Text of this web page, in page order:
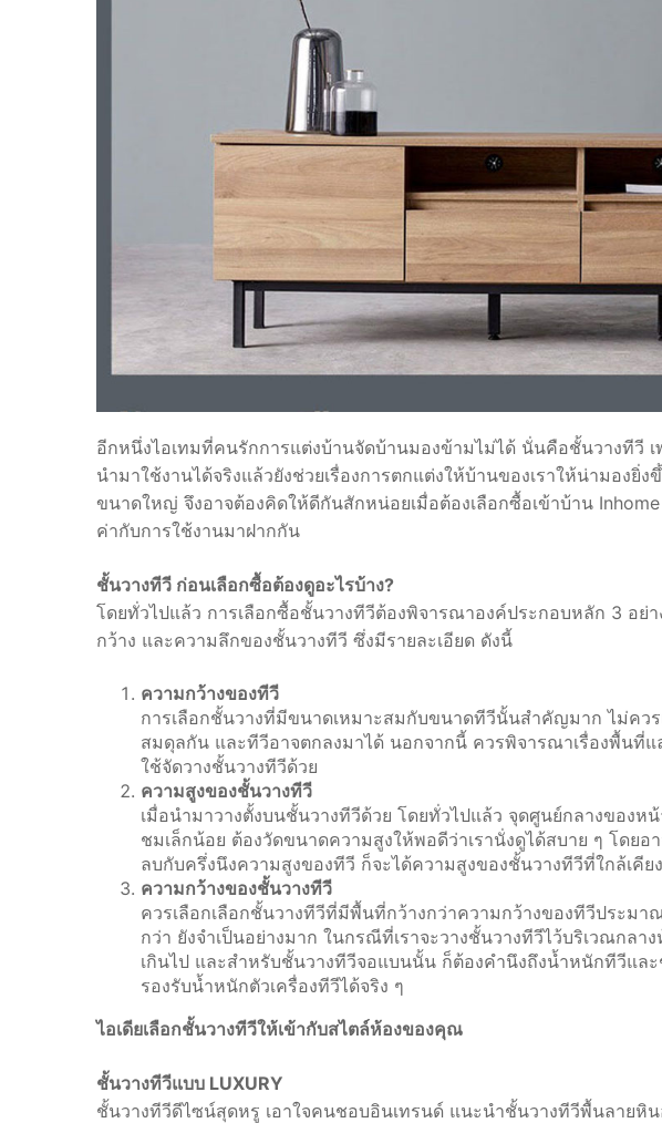
อีกหนึ่งไอเทมที่คนรักการแต่งบ้านจัดบ้านมองข้ามไม่ได้ นั่นคือชั้นวางทีวี
นำมาใช้งานได้จริงแล้วยังช่วยเรื่องการตกแต่งให้บ้านของเราให้น่ามองยิ่
ขนาดใหญ่ จึงอาจต้องคิดให้ดีกันสักหน่อยเมื่อต้องเลือกซื้อเข้าบ้าน
ค่ากับการใช้งานมาฝากกัน
ชั้นวางทีวี ก่อนเลือกซื้อต้องดูอะไรบ้าง?
โดยทั่วไปแล้ว การเลือกซื้อชั้นวางทีวีต้องพิจารณาองค์ประกอบหลัก 3 อย่
กว้าง และความลึกของชั้นวางทีวี ซึ่งมีรายละเอียด ดังนี้
ความกว้างของทีวี
การเลือกชั้นวางที่มีขนาดเหมาะสมกับขนาดทีวีนั้นสำคัญมาก ไม่คว
สมดุลกัน และทีวีอาจตกลงมาได้ นอกจากนี้ ควรพิจารณาเรื่องพื้นที่
ใช้จัดวางชั้นวางทีวีด้วย
ความสูงของชั้นวางทีวี
เมื่อนำมาวางตั้งบนชั้นวางทีวีด้วย โดยทั่วไปแล้ว จุดศูนย์กลางของ
ชมเล็กน้อย ต้องวัดขนาดความสูงให้พอดีว่าเรานั่งดูได้สบาย ๆ โดย
ลบกับครึ่งนึงความสูงของทีวี ก็จะได้ความสูงของชั้นวางทีวีที่ใกล้เคี
ความกว้างของชั้นวางทีวี
ควรเลือกเลือกชั้นวางทีวีที่มีพื้นที่กว้างกว่าความกว้างของทีวีประม
กว่า ยังจำเป็นอย่างมาก ในกรณีที่เราจะวางชั้นวางทีวีไว้บริเวณกล
เกินไป และสำหรับชั้นวางทีวีจอแบนนั้น ก็ต้องคำนึงถึงน้ำหนักทีวีแล
รองรับน้ำหนักตัวเครื่องทีวีได้จริง ๆ
ไอเดียเลือกชั้นวางทีวีให้เข้ากับสไตล์ห้องของคุณ
ชั้นวางทีวีแบบ LUXURY
ชั้นวางทีวีดีไซน์สุดหรู เอาใจคนชอบอินเทรนด์ แนะนำชั้นวางทีวีพื้นลายหิ